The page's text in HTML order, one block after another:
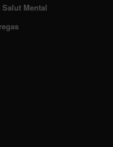
Mental